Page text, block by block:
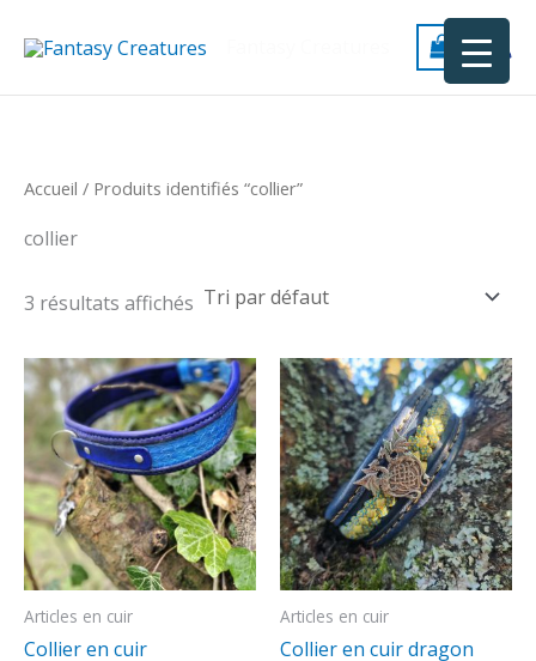
Accueil / Produits identifiés “collier”
collier
3 résultats affichés
Articles en cuir
Collier en cuir
Articles en cuir
Collier en cuir dragon